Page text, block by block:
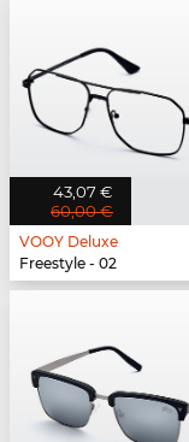
43,07 €
60,00 €
VOOY Deluxe
Freestyle - 02